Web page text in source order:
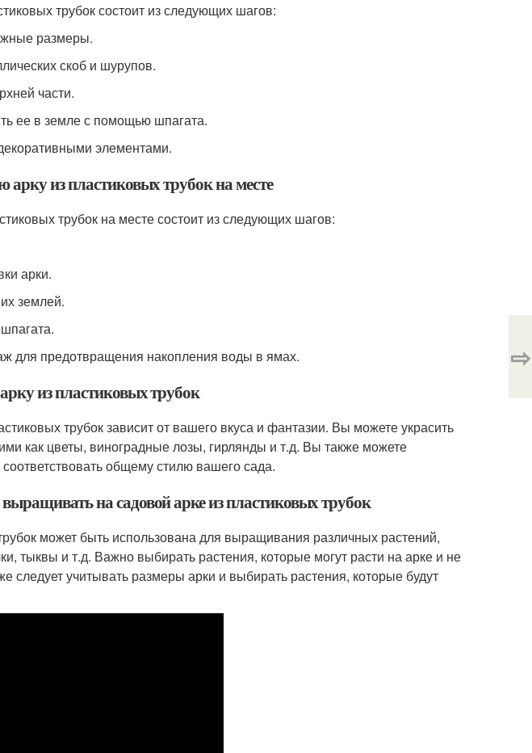
трубок состоит из следующих шагов:
размеры.
скоб и шурупов.
части.
ее в земле с помощью шпагата.
элементами.
арку из пластиковых трубок на месте
трубок на месте состоит из следующих шагов:
арки.
землей.
для предотвращения накопления воды в ямах.
из пластиковых трубок
трубок зависит от вашего вкуса и фантазии. Вы можете украсить
как цветы, виноградные лозы, гирлянды и т.д. Вы также можете
общему стилю вашего сада.
на садовой арке из пластиковых трубок
может быть использована для выращивания различных растений,
тыквы и т.д. Важно выбирать растения, которые могут расти на арке и не
следует учитывать размеры арки и выбирать растения, которые будут
⇨